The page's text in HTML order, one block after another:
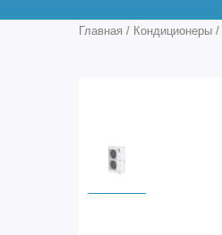
Главная / Кондиционеры /